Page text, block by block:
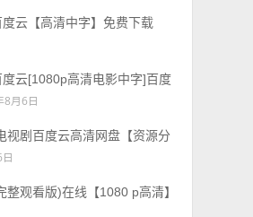
度云【高清中字】免费下载
度云[1080p高清电影中字]百度
8月6日
视剧百度云高清网盘【资源分
整观看版)在线【1080 p高清】